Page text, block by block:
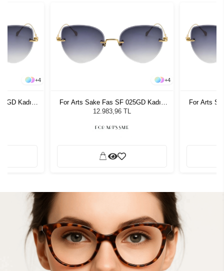
+4
Kadın
+4
For Arts Sake Fas SF 025GD Kadın
Güneş Gözlüğü
12.983,96 TL
For Arts